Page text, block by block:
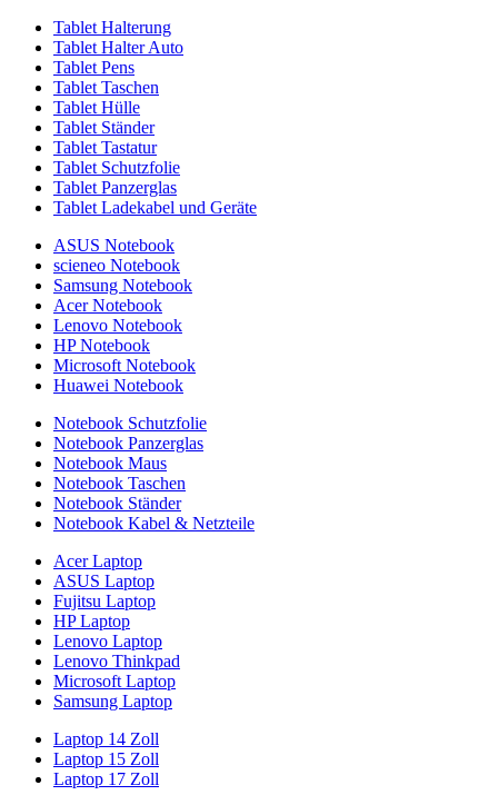
Tablet Halterung
Tablet Halter Auto
Tablet Pens
Tablet Taschen
Tablet Hülle
Tablet Ständer
Tablet Tastatur
Tablet Schutzfolie
Tablet Panzerglas
Tablet Ladekabel und Geräte
ASUS Notebook
scieneo Notebook
Samsung Notebook
Acer Notebook
Lenovo Notebook
HP Notebook
Microsoft Notebook
Huawei Notebook
Notebook Schutzfolie
Notebook Panzerglas
Notebook Maus
Notebook Taschen
Notebook Ständer
Notebook Kabel & Netzteile
Acer Laptop
ASUS Laptop
Fujitsu Laptop
HP Laptop
Lenovo Laptop
Lenovo Thinkpad
Microsoft Laptop
Samsung Laptop
Laptop 14 Zoll
Laptop 15 Zoll
Laptop 17 Zoll